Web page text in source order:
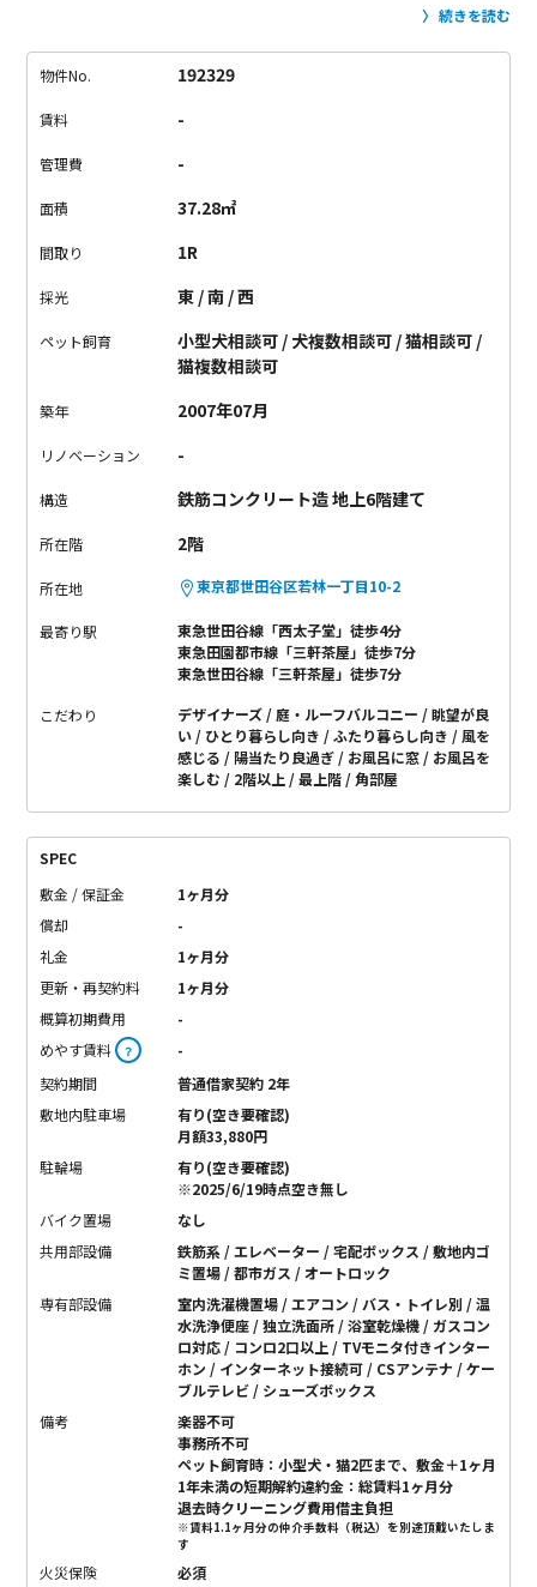
部屋はペット飼育可能なので、ワンちゃんと遊んだり、猫ちゃ
中は新築のように綺麗で清潔感があります。
じました。
三軒茶屋へ散歩がてらお買い物に行ったりとなんだ
かゆったりとした生活ができそうです。
続きを読む
物件No. 192329
賃料 -
管理費 -
面積 37.28㎡
間取り 1R
採光 東 / 南 / 西
ペット飼育
小型犬相談可 / 犬複数相談可 / 猫相談可 /
猫複数相談可
築年 2007年07月
リノベーション -
構造 鉄筋コンクリート造 地上6階建て
所在階 2階
所在地 東京都世田谷区若林一丁目10-2
最寄り駅
東急世田谷線「西太子堂」徒歩4分
東急田園都市線「三軒茶屋」徒歩7分
東急世田谷線「三軒茶屋」徒歩7分
こだわり デザイナーズ 庭・ルーフバルコニー
眺望が良
い
ひとり暮らし向き ふたり暮らし向き
風を
感じる
陽当たり良過ぎ お風呂に窓
お風呂を
楽しむ
2階以上 最上階 角部屋
SPEC
敷金 / 保証金
1ヶ月分
償却
-
礼金
1ヶ月分
更新・再契約料
1ヶ月分
概算初期費用
-
めやす賃料 ？
-
契約期間
普通借家契約 2年
敷地内駐車場
有り(空き要確認)
月額33,880円
駐輪場
有り(空き要確認)
※2025/6/19時点空き無し
バイク置場
なし
共用部設備
鉄筋系 / エレベーター / 宅配ボックス / 敷地内ゴ
ミ置場 / 都市ガス / オートロック
専有部設備
室内洗濯機置場 / エアコン / バス・トイレ別 / 温
水洗浄便座 / 独立洗面所 / 浴室乾燥機 / ガスコン
ロ対応 / コンロ2口以上 / TVモニタ付きインター
ホン / インターネット接続可 / CSアンテナ / ケー
ブルテレビ / シューズボックス
備考
楽器不可
事務所不可
ペット飼育時：小型犬・猫2匹まで、敷金＋1ヶ月
1年未満の短期解約違約金：総賃料1ヶ月分
退去時クリーニング費用借主負担
※賃料1.1ヶ月分の仲介手数料（税込）を別途頂戴いたしま
す
火災保険 必須